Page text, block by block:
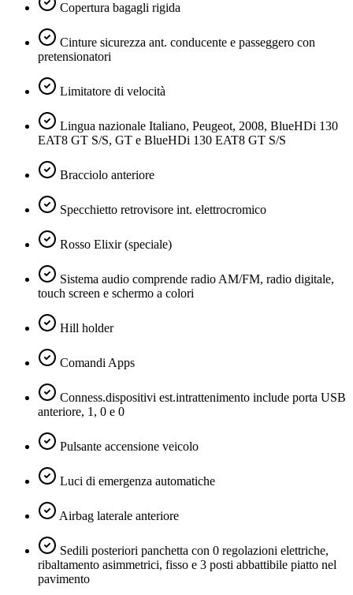
Copertura bagagli rigida
Cinture sicurezza ant. conducente e passeggero con
pretensionatori
Limitatore di velocità
Lingua nazionale Italiano, Peugeot, 2008, BlueHDi 130
EAT8 GT S/S, GT e BlueHDi 130 EAT8 GT S/S
Bracciolo anteriore
Specchietto retrovisore int. elettrocromico
Rosso Elixir (speciale)
Sistema audio comprende radio AM/FM, radio digitale,
touch screen e schermo a colori
Hill holder
Comandi Apps
Conness.dispositivi est.intrattenimento include porta USB
anteriore, 1, 0 e 0
Pulsante accensione veicolo
Luci di emergenza automatiche
Airbag laterale anteriore
Sedili posteriori panchetta con 0 regolazioni elettriche,
ribaltamento asimmetrici, fisso e 3 posti abbattibile piatto nel
pavimento